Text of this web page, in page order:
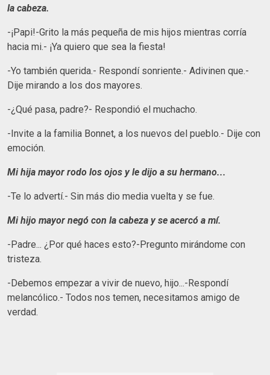
la cabeza.
-¡Papi!-Grito la más pequeña de mis hijos mientras corría
hacia mi.- ¡Ya quiero que sea la fiesta!
-Yo también querida.- Respondí sonriente.- Adivinen que.-
Dije mirando a los dos mayores.
-¿Qué pasa, padre?- Respondió el muchacho.
-Invite a la familia Bonnet, a los nuevos del pueblo.- Dije con
emoción.
Mi hija mayor rodo los ojos y le dijo a su hermano...
-Te lo advertí.- Sin más dio media vuelta y se fue.
Mi hijo mayor negó con la cabeza y se acercó a mí.
-Padre... ¿Por qué haces esto?-Pregunto mirándome con
tristeza.
-Debemos empezar a vivir de nuevo, hijo...-Respondí
melancólico.- Todos nos temen, necesitamos amigo de
verdad.